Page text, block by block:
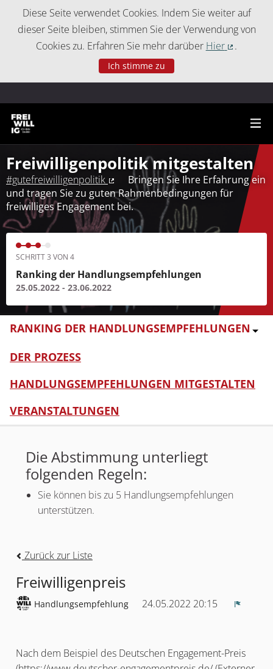
Diese Seite verwendet Cookies. Indem Sie weiter auf
dieser Seite bleiben, stimmen Sie der Verwendung von
Cookies zu. Erfahren Sie mehr darüber Hier
.
Ich stimme zu
Freiwilligenpolitik mitgestalten
#gutefreiwilligenpolitik
(Externer Link)
Bringen Sie Ihre Erfahrung ein
und tragen Sie zu guten Rahmenbedingungen für
freiwilliges Engagement bei.
SCHRITT 3 VON 4
Ranking der Handlungsempfehlungen
25.05.2022 - 23.06.2022
RANKING DER HANDLUNGSEMPFEHLUNGEN
DER PROZESS
HANDLUNGSEMPFEHLUNGEN MITGESTALTEN
VERANSTALTUNGEN
Die Abstimmung unterliegt
folgenden Regeln:
Sie können bis zu 5 Handlungsempfehlungen
unterstützen.
Zurück zur Liste
Freiwilligenpreis
Handlungsempfehlung 24.05.2022 20:15
Nach dem Beispiel des Deutschen Engagement-Preis
Cookie-Einstellungen